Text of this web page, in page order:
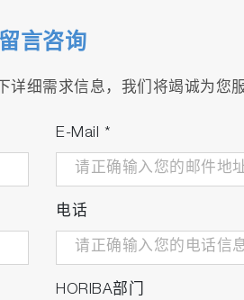
留言咨询
详细需求信息，我们将竭诚为您
E-Mail *
电话
HORIBA部门